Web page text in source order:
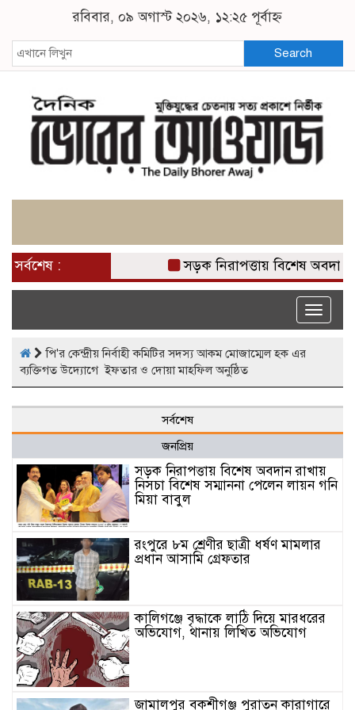
রবিবার, ০৯ অগাস্ট ২০২৬, ১২:২৫ পূর্বাহ্ন
Search
সর্বশেষ : সড়ক নিরাপত্তায় বিশেষ অবদান
Toggle
পি'র কেন্দ্রীয় নির্বাহী কমিটির সদস্য আকম মোজাম্মেল হক এর
ব্যক্তিগত উদ্যোগে ইফতার ও দোয়া মাহফিল অনুষ্ঠিত
সর্বশেষ
জনপ্রিয়
সড়ক নিরাপত্তায় বিশেষ অবদান রাখায়
নিসচা বিশেষ সম্মাননা পেলেন লায়ন গনি
মিয়া বাবুল
রংপুরে ৮ম শ্রেণীর ছাত্রী ধর্ষণ মামলার
প্রধান আসামি গ্রেফতার
কালিগঞ্জে বৃদ্ধাকে লাঠি দিয়ে মারধরের
অভিযোগ, থানায় লিখিত অভিযোগ
জামালপুর বকশীগঞ্জ পুরাতন কারাগারে